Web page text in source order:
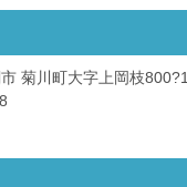
菊川町大字上岡枝800?1